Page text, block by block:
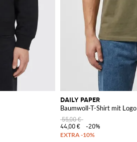
DAILY PAPER
Baumwoll-T-Shirt mit Logo
55,00 €
44,00 €
-20%